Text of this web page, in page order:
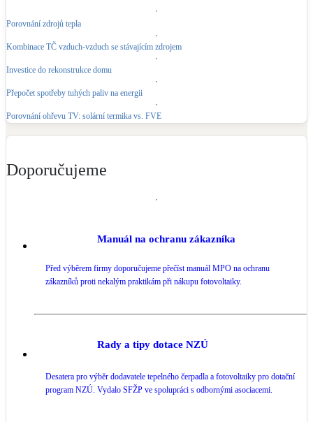
Vnitřní i venkovní
Retence deštové vody
Akumulace dešťovky
Zelená střecha
Malé i velké turbíny
Porovnání zdrojů tepla
Kombinace TČ vzduch-vzduch se stávajícím zdrojem
Investice do rekonstrukce domu
Přepočet spotřeby tuhých paliv na energii
Porovnání ohřevu TV: solární termika vs. FVE
Doporučujeme
Manuál na ochranu zákazníka
Před výběrem firmy doporučujeme přečíst manuál MPO na ochranu
zákazníků proti nekalým praktikám při nákupu fotovoltaiky.
Rady a tipy dotace NZÚ
Desatera pro výběr dodavatele tepelného čerpadla a fotovoltaiky pro dotační
program NZÚ. Vydalo SFŽP ve spolupráci s odbornými asociacemi.